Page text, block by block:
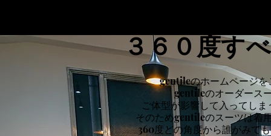
３６０度す
gentileのホームページ
gentileのオーダース
ご体型が影響して入ってし
そのためgentileのスーツは着
360度どの角度から誰がみて